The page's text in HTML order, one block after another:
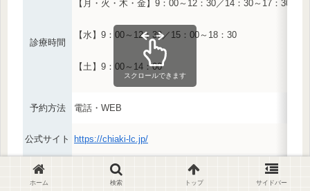
診療時間
【月・火・木・金】9：00～12：30／14：30～17：30
【水】9：00～12：30／15：00～18：30
【土】9：00～14：00
予約方法 電話・WEB
公式サイト https://chiaki-lc.jp/
院長
スクロールできます
ホーム 検索 トップ サイドバー